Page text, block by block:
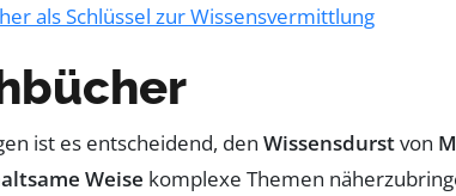
als Schlüssel zur Wissensvermittlung
ist es entscheidend, den Wissensdurstvon
Weise komplexe Themen